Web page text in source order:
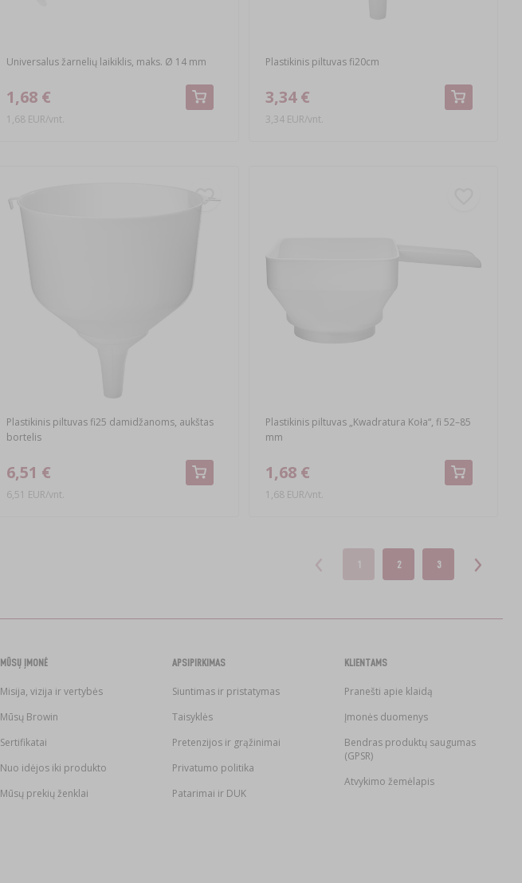
Universalus žarnelių laikiklis, maks. Ø 14 mm
1,68 €
1,68 EUR/vnt.
Plastikinis piltuvas fi20cm
3,34 €
3,34 EUR/vnt.
Plastikinis piltuvas fi25 damidžanoms, aukštas
bortelis
6,51 €
6,51 EUR/vnt.
Plastikinis piltuvas „Kwadratura Koła“, fi 52–85
mm
1,68 €
1,68 EUR/vnt.
1 2 3
MŪSŲ ĮMONĖ
Misija, vizija ir vertybės
Mūsų Browin
Sertifikatai
Nuo idėjos iki produkto
Mūsų prekių ženklai
APSIPIRKIMAS
Siuntimas ir pristatymas
Taisyklės
Pretenzijos ir grąžinimai
Privatumo politika
Patarimai ir DUK
KLIENTAMS
Pranešti apie klaidą
Įmonės duomenys
Bendras produktų saugumas
(GPSR)
Atvykimo žemėlapis